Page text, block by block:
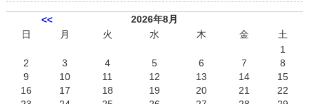
<<
2026年8月
日
月 火 水 木 金
土
1
2
3 4 5 6 7
8
9
10 11 12 13 14
15
16
17 18 19 20 21
22